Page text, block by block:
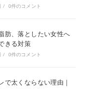
/ 0件のコメント
肪、落としたい女性へ
きる対策
/ 0件のコメント
で太くならない理由｜